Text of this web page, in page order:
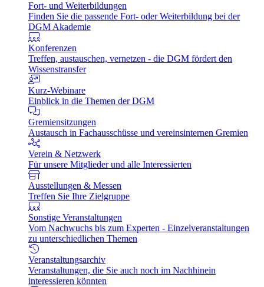
Fort- und Weiterbildungen
Finden Sie die passende Fort- oder Weiterbildung bei der
DGM Akademie
Konferenzen
Treffen, austauschen, vernetzen - die DGM fördert den
Wissenstransfer
Kurz-Webinare
Einblick in die Themen der DGM
Gremiensitzungen
Austausch in Fachausschüsse und vereinsinternen Gremien
Verein & Netzwerk
Für unsere Mitglieder und alle Interessierten
Ausstellungen & Messen
Treffen Sie Ihre Zielgruppe
Sonstige Veranstaltungen
Vom Nachwuchs bis zum Experten - Einzelveranstaltungen
zu unterschiedlichen Themen
Veranstaltungsarchiv
Veranstaltungen, die Sie auch noch im Nachhinein
interessieren könnten